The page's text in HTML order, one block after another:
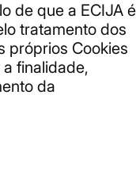
de que a ECIJA é
tratamento dos
próprios Cookies
finalidade,
da